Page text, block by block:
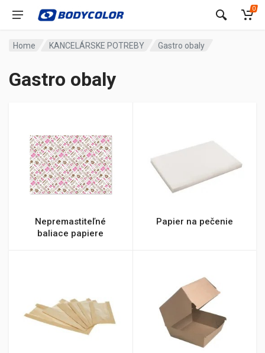
0
Home KANCELÁRSKE POTREBY Gastro obaly
Gastro obaly
Nepremastiteľné
baliace papiere
Papier na pečenie